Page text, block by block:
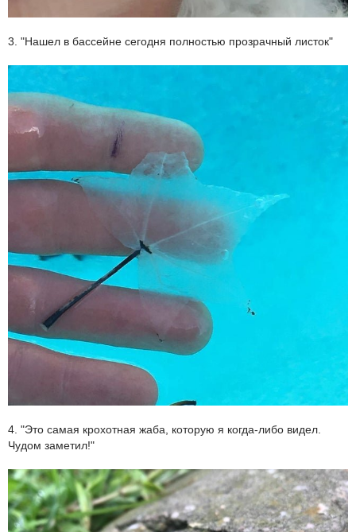
3. "Нашел в бассейне сегодня полностью прозрачный листок"
4. "Это самая крохотная жаба, которую я когда-либо видел.
Чудом заметил!"